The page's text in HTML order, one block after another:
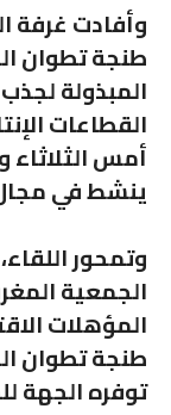
وأفادت غرفة
طنجة تطوان
المبذولة
القطاعات
أمس الثلاثاء
ينشط في
وتمحور
الجمعية
المؤهلات
طنجة تطوان
توفره الجهة